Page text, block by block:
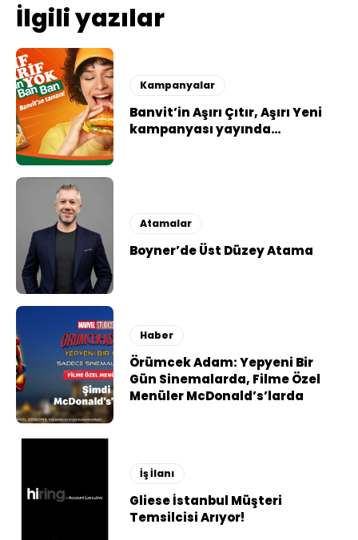
İlgili yazılar
Kampanyalar
Banvit’in Aşırı Çıtır, Aşırı Yeni
kampanyası yayında…
Atamalar
Boyner’de Üst Düzey Atama
Haber
Örümcek Adam: Yepyeni Bir
Gün Sinemalarda, Filme Özel
Menüler McDonald’s’larda
İş İlanı
Gliese İstanbul Müşteri
Temsilcisi Arıyor!